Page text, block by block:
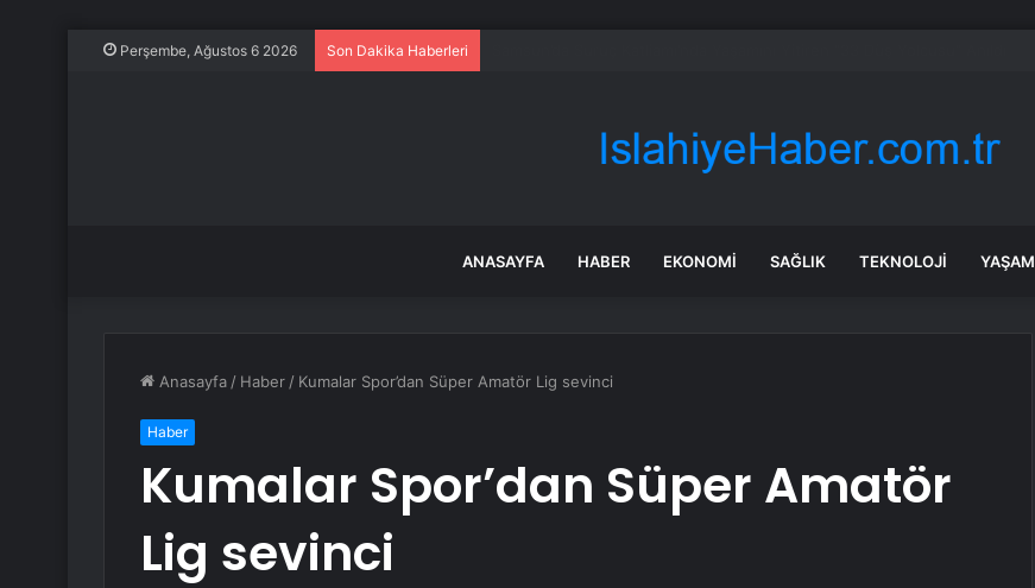
Perşembe, Ağustos 6 2026 Son Dakika Haberleri
ANASAYFA HABER EKONOMI SAĞLIK TEKNOLOJI YAŞAM
Anasayfa / Haber / Kumalar Spor’dan Süper Amatör Lig sevinci
Haber
Kumalar Spor’dan Süper Amatör
Lig sevinci